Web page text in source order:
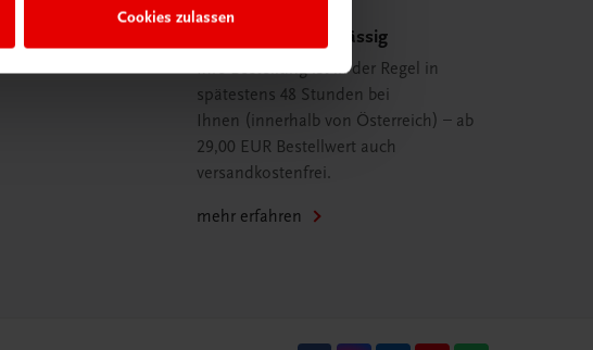
Cookies zulassen
Schnell und zuverlässig
Ihre Bestellung ist in der Regel in
spätestens 48 Stunden bei
Ihnen (innerhalb von Österreich) – ab
29,00 EUR Bestellwert auch
versandkostenfrei.
mehr erfahren